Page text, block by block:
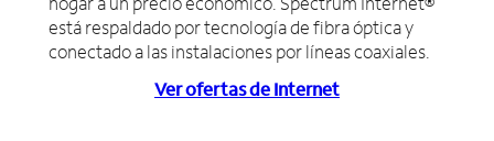
está respaldado por tecnología de fibra óptica y
conectado a las instalaciones por líneas coaxiales.
Ver ofertas de Internet